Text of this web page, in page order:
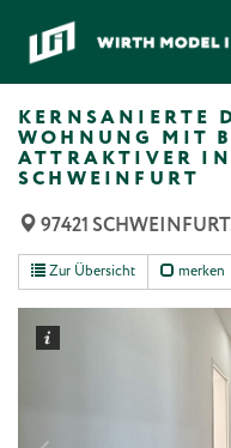
Inhalt
springen
KERNSANIERTE
WOHNUNG MIT
ATTRAKTIVER
SCHWEINFURT
97421
Zur Übersicht merken